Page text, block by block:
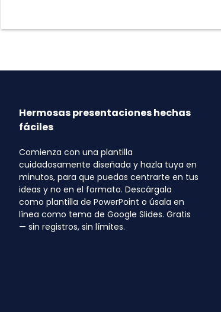
Hermosas presentaciones hechas
fáciles
Comienza con una plantilla
cuidadosamente diseñada y hazla tuya en
minutos, para que puedas centrarte en tus
ideas y no en el formato. Descárgala
como plantilla de PowerPoint o úsala en
línea como tema de Google Slides. Gratis
— sin registros, sin límites.